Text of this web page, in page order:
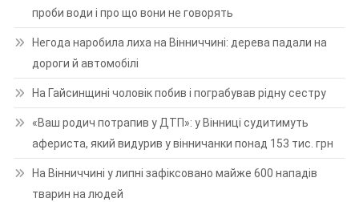
проби води і про що вони не говорять
Негода наробила лиха на Вінниччині: дерева падали на
дороги й автомобілі
На Гайсинщині чоловік побив і пограбував рідну сестру
«Ваш родич потрапив у ДТП»: у Вінниці судитимуть
афериста, який видурив у вінничанки понад 153 тис. грн
На Вінниччині у липні зафіксовано майже 600 нападів
тварин на людей